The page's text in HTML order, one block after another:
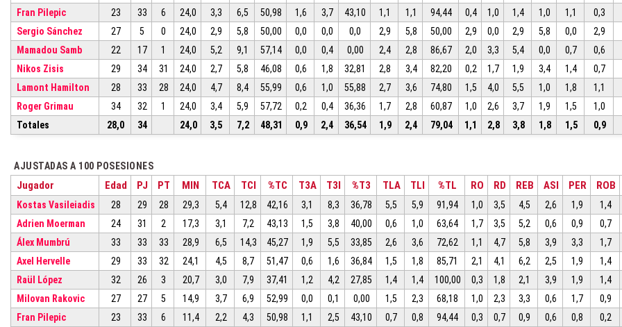
Fran Pilepic
23 33 6 24,0 3,3 6,5 50,98 1,6 3,7 43,10 1,1 1,1 94,44 0,4 1,0 1,4 1,0 1,1
0,3
Sergio Sánchez
27 5 0 24,0 2,9 5,8 50,00 0,0 0,0 0,0 2,9 5,8 50,00 2,9 0,0 2,9 5,8 0,0
2,9
Mamadou Samb
22 17 1 24,0 5,2 9,1 57,14 0,0 0,4 0,00 2,4 2,8 86,67 2,0 3,3 5,4 0,0 0,7
0,6
Nikos Zisis
29 34 31 24,0 2,7 5,8 46,08 0,6 1,8 32,81 2,8 3,4 82,20 0,2 1,7 1,9 3,4 1,4
0,7
Lamont Hamilton
28 33 28 24,0 4,7 8,4 55,99 0,6 1,0 55,88 2,7 3,6 74,80 1,5 4,0 5,5 1,0 1,8
1,1
Roger Grimau
34 32 1 24,0 3,4 5,9 57,72 0,2 0,4 36,36 1,7 2,8 60,87 1,0 2,6 3,7 1,9 1,5
1,0
Totales
28,0 34 24,0 3,5 7,2 48,31 0,9 2,4 36,54 1,9 2,4 79,04 1,1 2,8 3,8 1,8 1,5 0,9
AJUSTADAS A 100 POSESIONES
Jugador Edad PJ PT MIN TCA TCI %TC T3A T3I %T3 TLA TLI %TL RO RD REB ASI PER ROB
Kostas Vasileiadis 28 29 28 29,3 5,4 12,8 42,16 3,1 8,3 36,78 5,5 5,9 91,94 1,0 3,5 4,5 2,6 1,9
1,4
Adrien Moerman
24 31 2 17,3 3,1 7,2 43,13 1,5 3,8 40,00 0,6 1,0 63,64 1,7 3,5 5,2 0,6 0,9
0,7
Álex Mumbrú
33 33 33 28,9 6,5 14,3 45,27 1,9 5,5 33,85 2,6 3,6 72,62 1,1 4,7 5,8 3,9 3,3
1,7
Axel Hervelle
29 33 32 24,1 4,5 8,7 51,47 0,6 1,6 36,84 1,5 1,8 85,71 2,1 4,1 6,2 2,5 1,9
1,4
Raül López
32 26 3 20,7 3,0 7,9 37,41 1,2 4,2 27,85 1,4 1,4 100,00 0,3 1,8 2,1 3,9 1,9
1,4
Milovan Rakovic
27 27 5 14,9 3,7 6,9 52,99 0,0 0,1 0,00 1,5 2,3 68,18 1,0 2,3 3,3 0,6 1,7
0,9
Fran Pilepic
23 33 6 11,4 2,2 4,3 50,98 1,1 2,5 43,10 0,7 0,8 94,44 0,3 0,7 0,9 0,6 0,8
0,2